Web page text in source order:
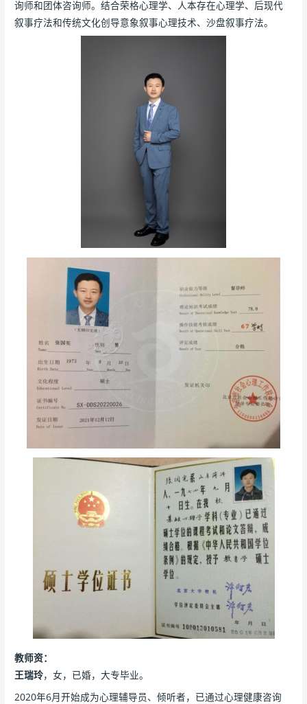
询师和团体咨询师。结合荣格心理学、人本存在心理学、后现代
叙事疗法和传统文化创导意象叙事心理技术、沙盘叙事疗法。
教师资：
王瑞玲，女，已婚，大专毕业。
2020年6月开始成为心理辅导员、倾听者，已通过心理健康咨询